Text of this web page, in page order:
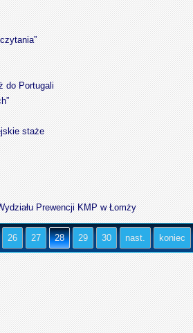
do Portugali
staże
Prewencji KMP w Łomży
26 27 28 29 30 nast. koniec